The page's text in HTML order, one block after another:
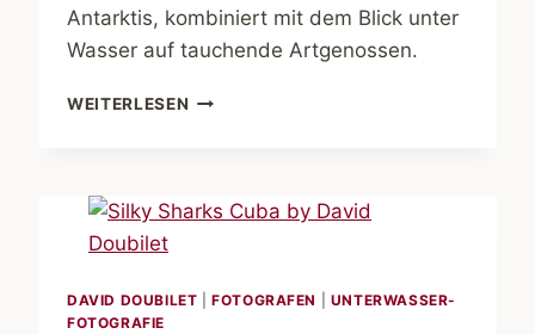
Antarktis, kombiniert mit dem Blick unter
Wasser auf tauchende Artgenossen.
WEITERLESEN DAVID
DAVID DOUBILET |FOTOGRAFEN
UNTERWASSER-
FOTOGRAFIE